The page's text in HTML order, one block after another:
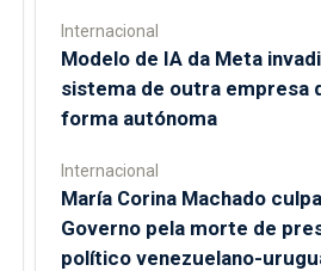
Internacional
Modelo de IA da Meta
sistema de outra empresa
forma autónoma
Internacional
María Corina Machado culpa
Governo pela morte de
político venezuelano-